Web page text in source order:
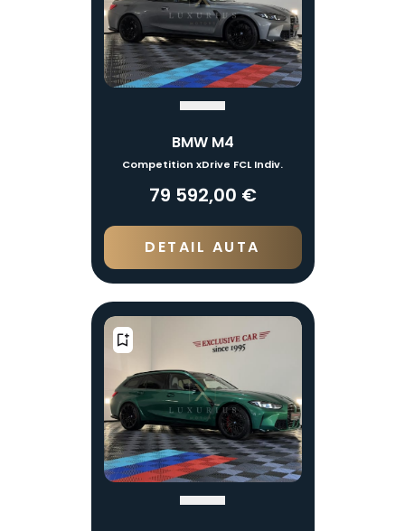
BMW M4
Competition xDrive FCL Indiv.
79 592,00 €
DETAIL AUTA